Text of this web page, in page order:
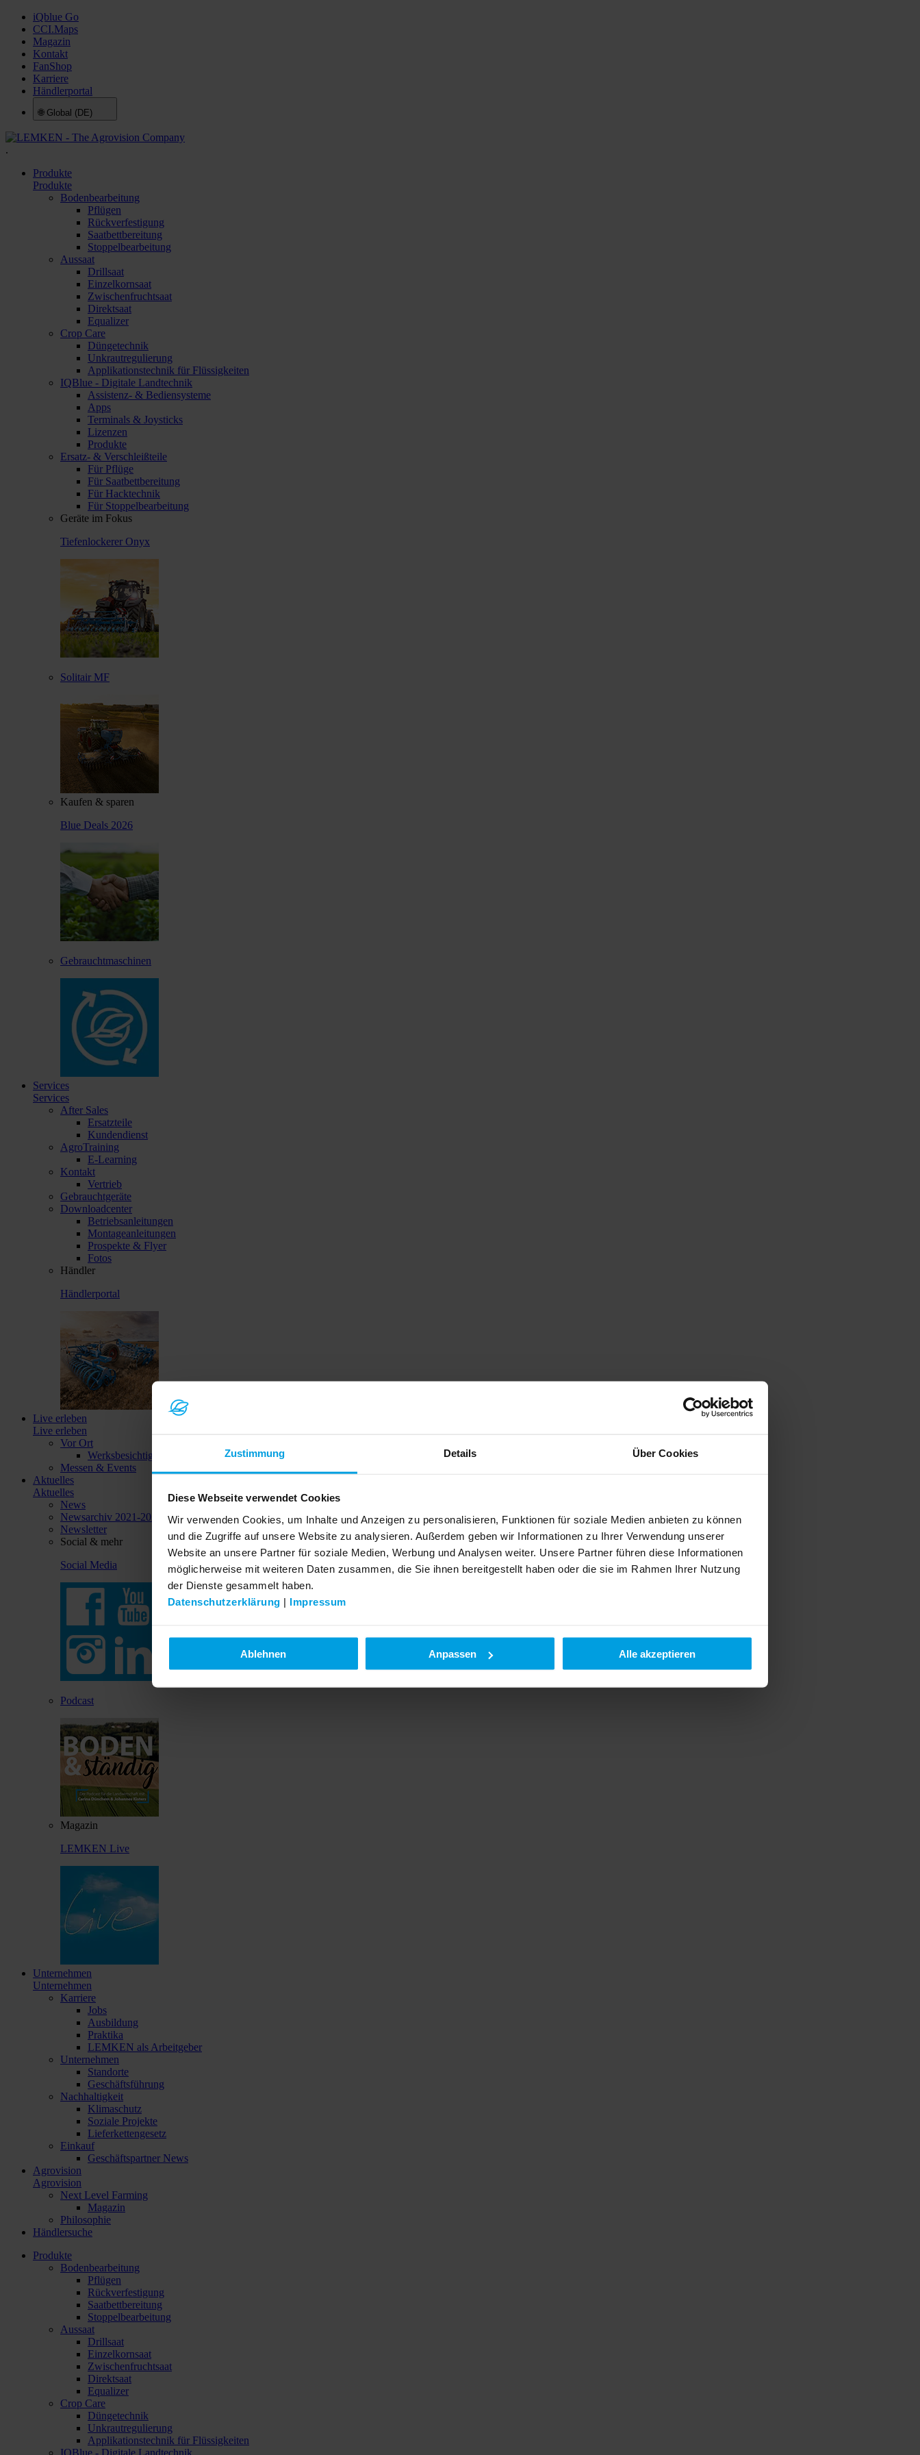
Zustimmung Details Über Cookies
Diese Webseite verwendet Cookies
Wir verwenden Cookies, um Inhalte und Anzeigen zu personalisieren, Funktionen für soziale Medien anbieten zu können
und die Zugriffe auf unsere Website zu analysieren. Außerdem geben wir Informationen zu Ihrer Verwendung unserer
Website an unsere Partner für soziale Medien, Werbung und Analysen weiter. Unsere Partner führen diese Informationen
möglicherweise mit weiteren Daten zusammen, die Sie ihnen bereitgestellt haben oder die sie im Rahmen Ihrer Nutzung
der Dienste gesammelt haben.
Datenschutzerklärung | Impressum
Ablehnen Anpassen Alle akzeptieren
iQblue Go
CCI.Maps
Magazin
Kontakt
FanShop
Karriere
Händlerportal
🌐 Global (DE)
.
Produkte
Produkte
Bodenbearbeitung
Pflügen
Rückverfestigung
Saatbettbereitung
Stoppelbearbeitung
Aussaat
Drillsaat
Einzelkornsaat
Zwischenfruchtsaat
Direktsaat
Equalizer
Crop Care
Düngetechnik
Unkrautregulierung
Applikationstechnik für Flüssigkeiten
IQBlue - Digitale Landtechnik
Assistenz- & Bediensysteme
Apps
Terminals & Joysticks
Lizenzen
Produkte
Ersatz- & Verschleißteile
Für Pflüge
Für Saatbettbereitung
Für Hacktechnik
Für Stoppelbearbeitung
Geräte im Fokus
Tiefenlockerer Onyx
Solitair MF
Kaufen & sparen
Blue Deals 2026
Gebrauchtmaschinen
Services
Services
After Sales
Ersatzteile
Kundendienst
AgroTraining
E-Learning
Kontakt
Vertrieb
Gebrauchtgeräte
Downloadcenter
Betriebsanleitungen
Montageanleitungen
Prospekte & Flyer
Fotos
Händler
Händlerportal
Live erleben
Live erleben
Vor Ort
Werksbesichtigungen
Messen & Events
Aktuelles
Aktuelles
News
Newsarchiv 2021-2023
Newsletter
Social & mehr
Social Media
Podcast
Magazin
LEMKEN Live
Unternehmen
Unternehmen
Karriere
Jobs
Ausbildung
Praktika
LEMKEN als Arbeitgeber
Unternehmen
Standorte
Geschäftsführung
Nachhaltigkeit
Klimaschutz
Soziale Projekte
Lieferkettengesetz
Einkauf
Geschäftspartner News
Agrovision
Agrovision
Next Level Farming
Magazin
Philosophie
Händlersuche
Produkte
Bodenbearbeitung
Pflügen
Rückverfestigung
Saatbettbereitung
Stoppelbearbeitung
Aussaat
Drillsaat
Einzelkornsaat
Zwischenfruchtsaat
Direktsaat
Equalizer
Crop Care
Düngetechnik
Unkrautregulierung
Applikationstechnik für Flüssigkeiten
IQBlue - Digitale Landtechnik